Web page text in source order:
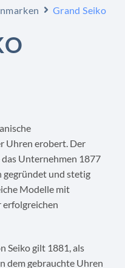
Grand Seiko
Uhren erobert. Der
Unternehmen 1877
gegründet und stetig
Modelle mit
erfolgreichen
Seiko gilt 1881, als
dem gebrauchte Uhren